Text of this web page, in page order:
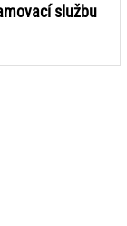
službu